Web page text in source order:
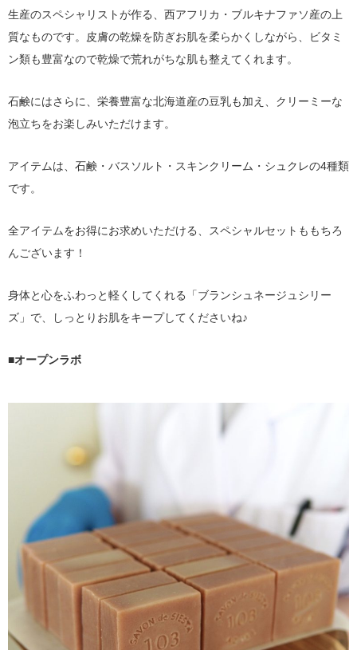
生産のスペシャリストが作る、西アフリカ・ブルキナファソ産の上
質なものです。皮膚の乾燥を防ぎお肌を柔らかくしながら、ビタミ
ン類も豊富なので乾燥で荒れがちな肌も整えてくれます。
石鹸にはさらに、栄養豊富な北海道産の豆乳も加え、クリーミーな
泡立ちをお楽しみいただけます。
アイテムは、石鹸・バスソルト・スキンクリーム・シュクレの4種類
です。
全アイテムをお得にお求めいただける、スペシャルセットももちろ
んございます！
身体と心をふわっと軽くしてくれる「ブランシュネージュシリー
ズ」で、しっとりお肌をキープしてくださいね♪
■オープンラボ